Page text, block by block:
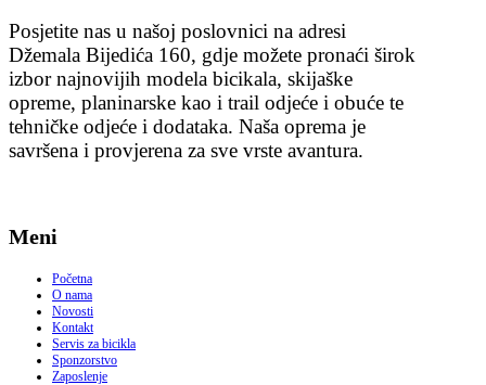
Posjetite nas u našoj poslovnici na adresi
Džemala Bijedića 160, gdje možete pronaći širok
izbor najnovijih modela bicikala, skijaške
opreme, planinarske kao i trail odjeće i obuće te
tehničke odjeće i dodataka. Naša oprema je
savršena i provjerena za sve vrste avantura.
Meni
Početna
O nama
Novosti
Kontakt
Servis za bicikla
Sponzorstvo
Zaposlenje